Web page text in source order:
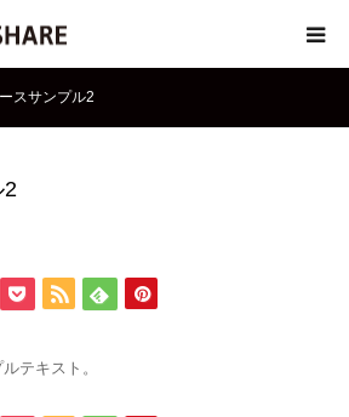
スサンプル2
2
テキスト。